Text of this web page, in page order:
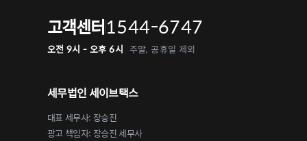
고객센터1544-6747
오전 9시 - 오후 6시 주말, 공휴일 제외
세무법인 세이브택스
대표 세무사: 장승진
광고 책임자: 장승진 세무사